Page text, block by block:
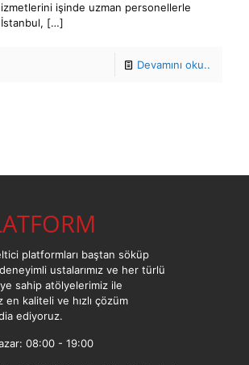
işinde uzman personellerle
İstanbul, […]
Devamını oku..
platformları baştan söküp
ustalarımız ve her türlü
sahip atölyelerimiz ile
en kaliteli ve hızlı çözüm
ediyoruz.
08:00 - 19:00